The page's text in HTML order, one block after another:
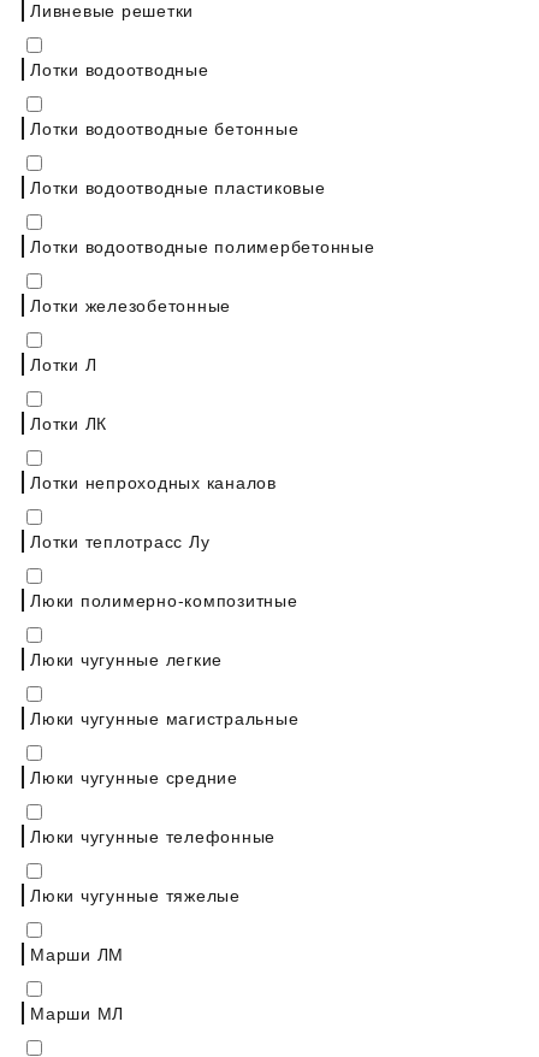
Ливневые решетки
Лотки водоотводные
Лотки водоотводные бетонные
Лотки водоотводные пластиковые
Лотки водоотводные полимербетонные
Лотки железобетонные
Лотки Л
Лотки ЛК
Лотки непроходных каналов
Лотки теплотрасс Лу
Люки полимерно-композитные
Люки чугунные легкие
Люки чугунные магистральные
Люки чугунные средние
Люки чугунные телефонные
Люки чугунные тяжелые
Марши ЛМ
Марши МЛ